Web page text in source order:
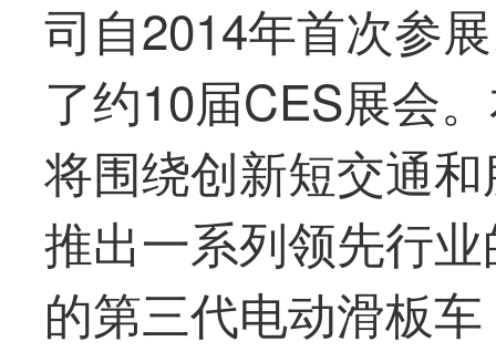
司自2014年首次参
了约10届CES展会
将围绕创新短交通
推出一系列领先行
的第三代电动滑板